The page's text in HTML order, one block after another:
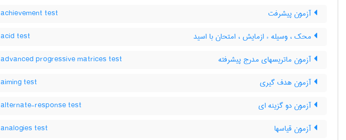
آزمون پيشرفت achievement test
محک ، وسیله ء ازمایش ، امتحان با اسید acid test
آزمون ماتریسهای مدرج پیشرفته advanced progressive matrices test
آزمون هدف گیری aiming test
آزمون دو گزینه ای alternate-response test
آزمون قیاسها analogies test